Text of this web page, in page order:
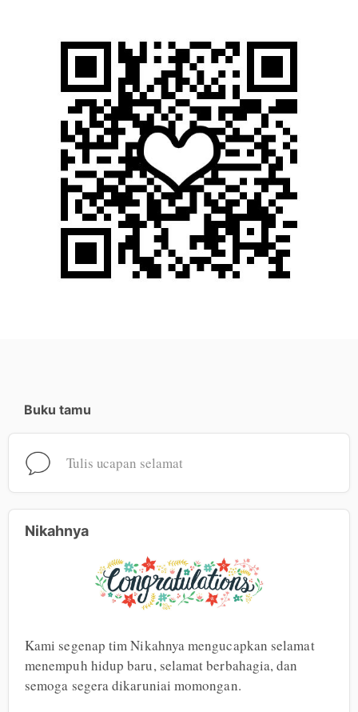
Buku tamu
Tulis ucapan selamat
Nikahnya
Kami segenap tim Nikahnya mengucapkan selamat
menempuh hidup baru, selamat berbahagia, dan
semoga segera dikaruniai momongan.